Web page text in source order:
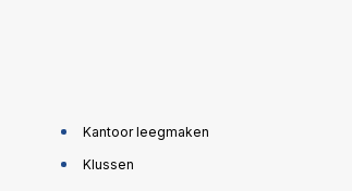
Kantoor leegmaken
Klussen